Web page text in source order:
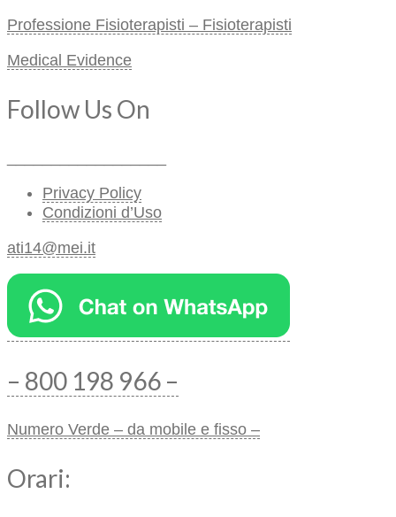
Professione Fisioterapisti – Fisioterapisti
Medical Evidence
Follow Us On
Privacy Policy
Condizioni d’Uso
ati14@mei.it
– 800 198 966 –
Numero Verde – da mobile e fisso –
Orari: